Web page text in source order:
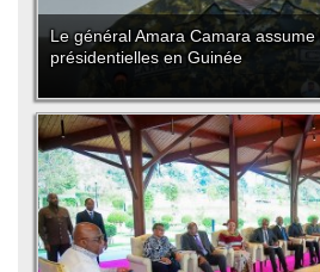
Le général Amara Camara
présidentielles en Guinée